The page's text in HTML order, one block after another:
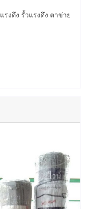
รงดึง รั้วแรงดึง ตาข่าย